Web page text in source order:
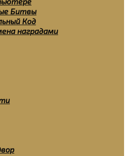
Битвы
Код
наградами